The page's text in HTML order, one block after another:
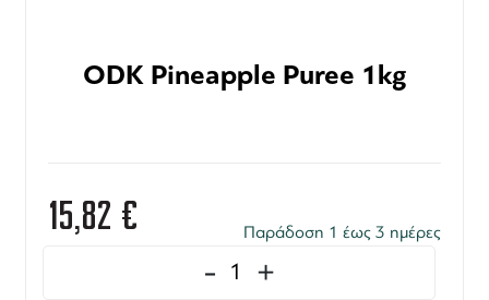
ODK Pineapple Puree 1kg
15,82 € Παράδοση 1 έως 3 ημέρες
- +